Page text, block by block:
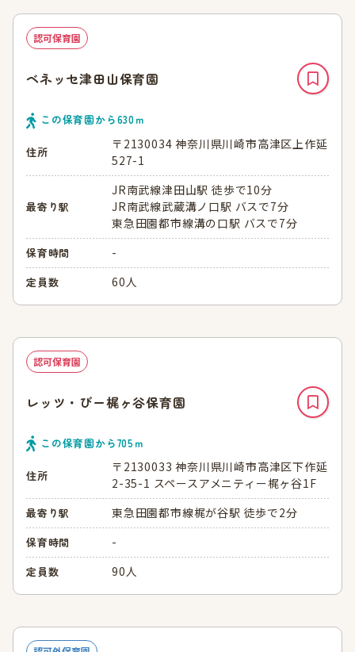
認可保育園
ベネッセ津田山保育園
この保育園から630ｍ
住所
〒2130034 神奈川県川崎市高津区上作延
527-1
最寄り駅
JR南武線津田山駅 徒歩で10分
JR南武線武蔵溝ノ口駅 バスで7分
東急田園都市線溝の口駅 バスで7分
保育時間 -
定員数 60人
認可保育園
レッツ・びー梶ヶ谷保育園
この保育園から705ｍ
住所
〒2130033 神奈川県川崎市高津区下作延
2-35-1 スペースアメニティー梶ヶ谷1F
最寄り駅 東急田園都市線梶が谷駅 徒歩で2分
保育時間 -
定員数 90人